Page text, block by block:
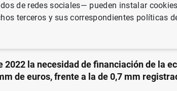
2022 la necesidad de financiación de la
de euros, frente a la de 0,7 mm
de redes sociales— pueden instalar
terceros y sus correspondientes políticas